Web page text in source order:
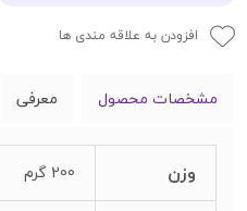
افزودن به علاقه مندی ها
مشخصات محصول معرفی
وزن 200 گرم